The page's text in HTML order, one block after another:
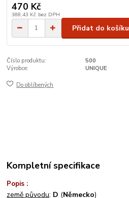
470 Kč
388,43 Kč bez DPH
Přidat do košíku
Číslo produktu:
500
Výrobce:
UNIQUE
Do oblíbených
Kompletní specifikace
Popis :
země původu: D (Německo)